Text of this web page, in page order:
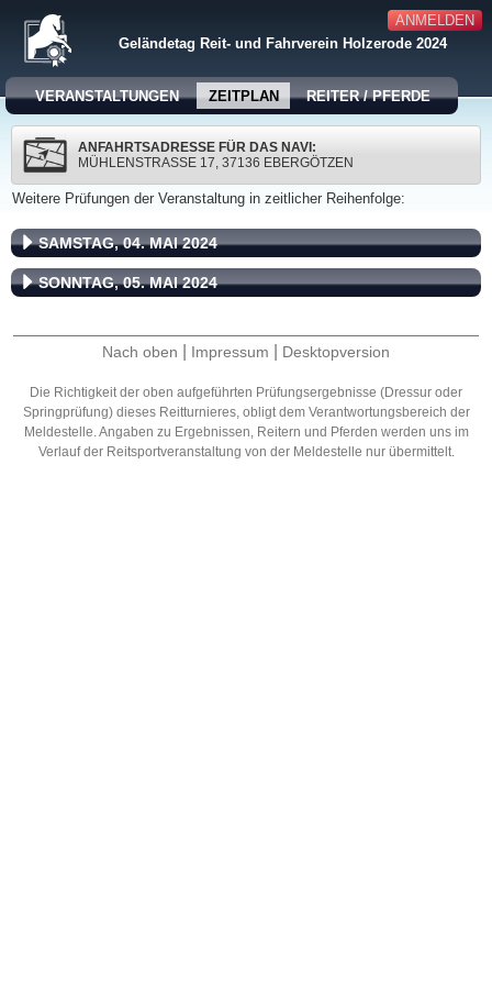
ANMELDEN
Geländetag Reit- und Fahrverein Holzerode 2024
VERANSTALTUNGEN ZEITPLAN REITER / PFERDE
ANFAHRTSADRESSE FÜR DAS NAVI:
MÜHLENSTRASSE 17, 37136 EBERGÖTZEN
Weitere Prüfungen der Veranstaltung in zeitlicher Reihenfolge:
SAMSTAG, 04. MAI 2024
SONNTAG, 05. MAI 2024
Nach oben Impressum Desktopversion
Die Richtigkeit der oben aufgeführten Prüfungsergebnisse (Dressur oder
Springprüfung) dieses Reitturnieres, obligt dem Verantwortungsbereich der
Meldestelle. Angaben zu Ergebnissen, Reitern und Pferden werden uns im
Verlauf der Reitsportveranstaltung von der Meldestelle nur übermittelt.